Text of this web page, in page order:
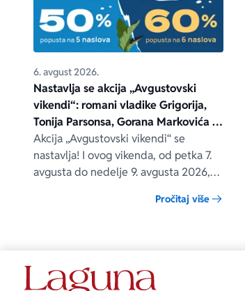
6. avgust 2026.
Nastavlja se akcija „Avgustovski
vikendi“: romani vladike Grigorija,
Tonija Parsonsa, Gorana Markovića i
drugih – na popustu od čak 40, 50 i
60%
Akcija „Avgustovski vikendi“ se
nastavlja! I ovog vikenda, od petka 7.
avgusta do nedelje 9. avgusta 2026,
odabrane Lagunine knjige, i to na
Pročitaj više